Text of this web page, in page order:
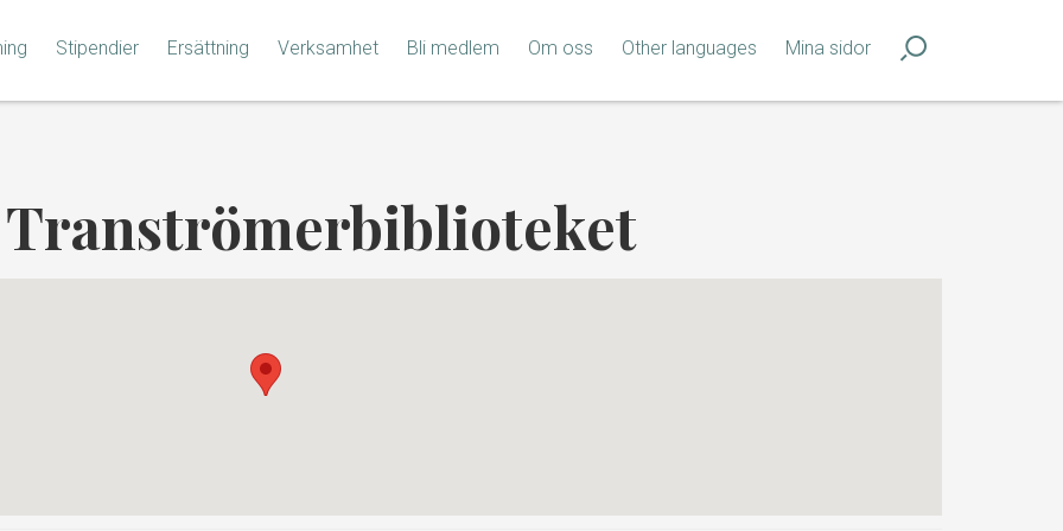
Stipendier Ersättning Verksamhet Bli medlem Om oss Other languages Mina sidor
Tranströmerbiblioteket